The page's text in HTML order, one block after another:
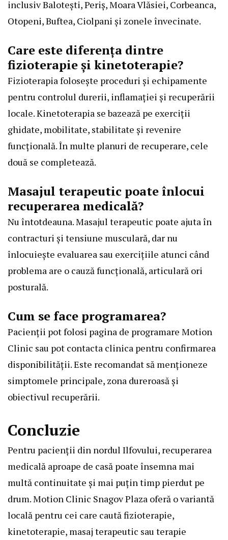
inclusiv Balotești, Periș, Moara Vlăsiei, Corbeanca,
Otopeni, Buftea, Ciolpani și zonele învecinate.
Care este diferența dintre
fizioterapie și kinetoterapie?
Fizioterapia folosește proceduri și echipamente
pentru controlul durerii, inflamației și recuperării
locale. Kinetoterapia se bazează pe exerciții
ghidate, mobilitate, stabilitate și revenire
funcțională. În multe planuri de recuperare, cele
două se completează.
Masajul terapeutic poate înlocui
recuperarea medicală?
Nu întotdeauna. Masajul terapeutic poate ajuta în
contracturi și tensiune musculară, dar nu
înlocuiește evaluarea sau exercițiile atunci când
problema are o cauză funcțională, articulară ori
posturală.
Cum se face programarea?
Pacienții pot folosi pagina de programare Motion
Clinic sau pot contacta clinica pentru confirmarea
disponibilității. Este recomandat să menționeze
simptomele principale, zona dureroasă și
obiectivul recuperării.
Concluzie
Pentru pacienții din nordul Ilfovului, recuperarea
medicală aproape de casă poate însemna mai
multă continuitate și mai puțin timp pierdut pe
drum. Motion Clinic Snagov Plaza oferă o variantă
locală pentru cei care caută fizioterapie,
kinetoterapie, masaj terapeutic sau terapie